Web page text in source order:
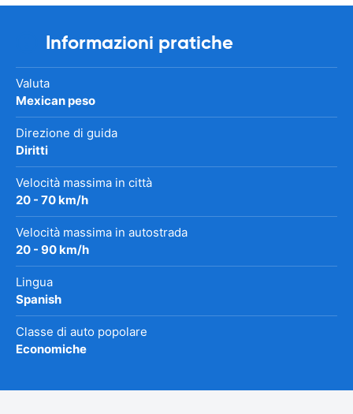
Informazioni pratiche
Valuta
Mexican peso
Direzione di guida
Diritti
Velocità massima in città
20 - 70 km/h
Velocità massima in autostrada
20 - 90 km/h
Lingua
Spanish
Classe di auto popolare
Economiche